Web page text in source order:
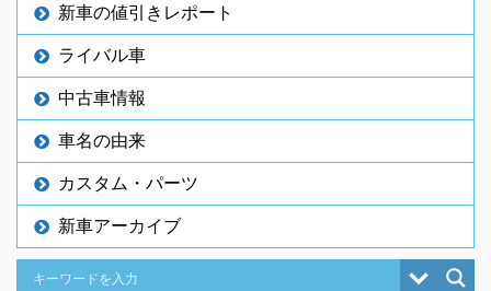
新車の値引きレポート
ライバル車
中古車情報
車名の由来
カスタム・パーツ
新車アーカイブ